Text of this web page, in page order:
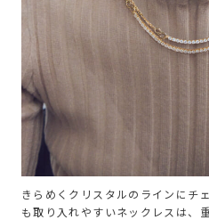
きらめくクリスタルのラインにチ
も取り入れやすいネックレスは、